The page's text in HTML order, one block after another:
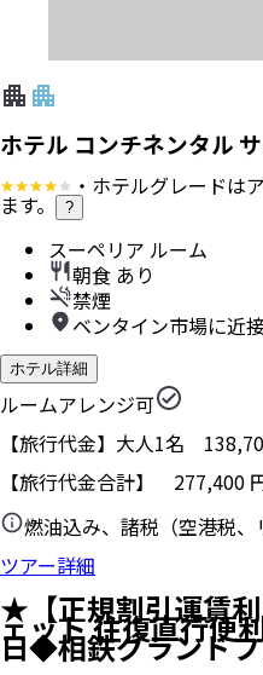
ホテル コンチネンタル
・ホテルグレードは
ます。 ?
スーペリア ルーム
朝食 あり
禁煙
ベンタイン市場に近接
ホテル詳細
ルームアレンジ可
【旅行代金】大人1名
【旅行代金合計】 277,400
燃油込み、諸税（空港税
ツアー詳細
★【正規割引運賃
ェット 往復直行便
日◆相鉄グランド